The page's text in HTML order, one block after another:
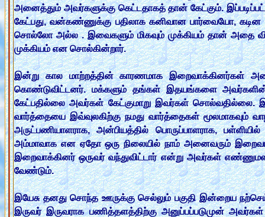
அனைத்தும் அவர்களுக்கு கெட்டதாகத் தான் கேட்கும்.
கேட்பது, வன்கண்ணுக்கு பதிலாக கனிவான பார்வையோ,
சொல்லோ அல்ல . இவைகளும் மிகவும் முக்கியம் தான் அதை விட
முக்கியம் என சொல்கின்றார்.
இன்று கால மாற்றத்தின் காரணமாக இறைவாக்கினர்கள்
கொண்டுவிட்டனர். மக்களும் தங்கள் இதயங்களை
கேட்பதில்லை அவர்கள் கேட்குமாறு இவர்கள் சொல்வதில்லை.
வார்த்தையை இவ்வுலகிற்கு நமது வார்த்தைகள் மூலமாகவும்
அருட்பணியாளராக, அன்பியத்தில் பொருப்பாளராக,
அம்மாவாக என ஏதோ ஒரு நிலையில் நாம் அனைவரும்
இறைவாக்கினர் ஒருவர் வந்துவிட்டார் என்று அவர்கள்
வேண்டும்.
இயேசு தனது சொந்த ஊருக்கு செல்லும் பகுதி இன்றைய
இருவர் இருவராக பணித்தளத்திற்கு அனுப்பப்படுமுன்